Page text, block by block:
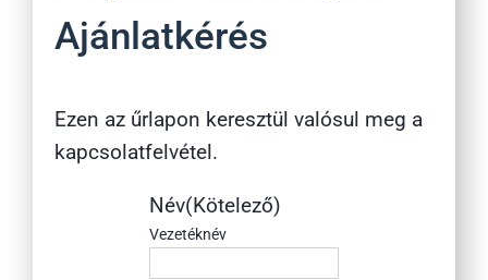
Ajánlatkérés
Ezen az űrlapon keresztül valósul meg a
kapcsolatfelvétel.
Név(Kötelező)
Vezetéknév